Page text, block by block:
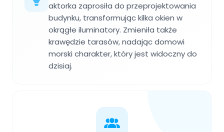
aktorka zaprosiła do przeprojektowania
budynku, transformując kilka okien w
okrągłe iluminatory. Zmieniła także
krawędzie tarasów, nadając domowi
morski charakter, który jest widoczny do
dzisiaj.